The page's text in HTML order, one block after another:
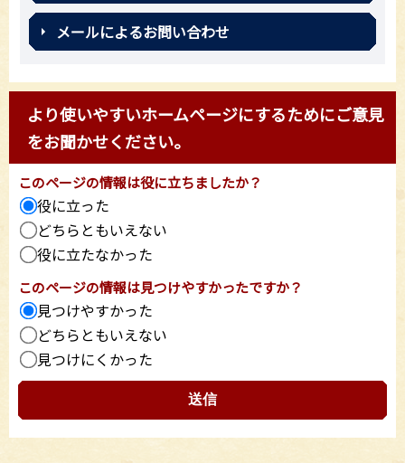
メールによるお問い合わせ
より使いやすいホームページにするためにご意見
をお聞かせください。
このページの情報は役に立ちましたか？
役に立った
どちらともいえない
役に立たなかった
このページの情報は見つけやすかったですか？
見つけやすかった
どちらともいえない
見つけにくかった